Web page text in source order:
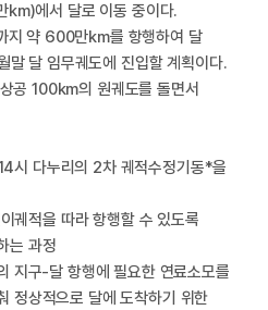
km)에서 달로 이동 중이다.
지 약 600만km를 항행하여 달
말 달 임무궤도에 진입할 계획이다.
공 100km의 원궤도를 돌면서
시 다누리의 2차 궤적수정기동*을
궤적을 따라 항행할 수 있도록
는 과정
지구-달 항행에 필요한 연료소모를
정상적으로 달에 도착하기 위한